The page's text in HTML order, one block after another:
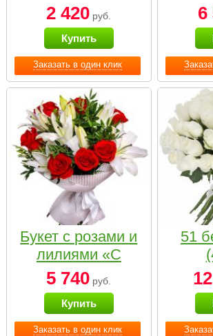
Заказать в один клик
2 420 руб.
Купить
6
Заказать в один клик
Букет с розами и
лилиями «С
наилучшими
пожеланиями»
5 740 руб.
Купить
51